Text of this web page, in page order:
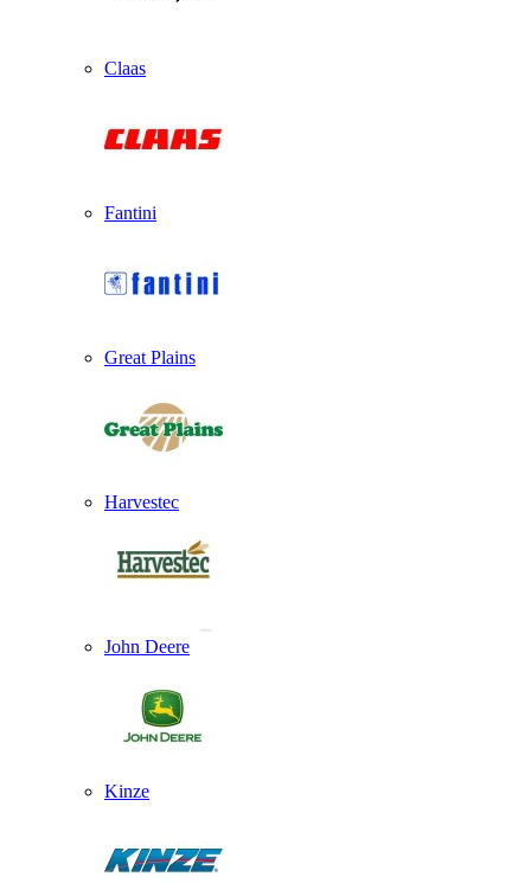
Claas
Fantini
Great Plains
Harvestec
John Deere
Kinze